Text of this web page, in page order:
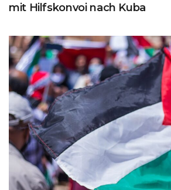
mit Hilfskonvoi nach Kuba